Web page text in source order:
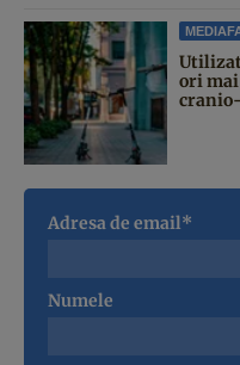
ori
Adresa de email*
Numele